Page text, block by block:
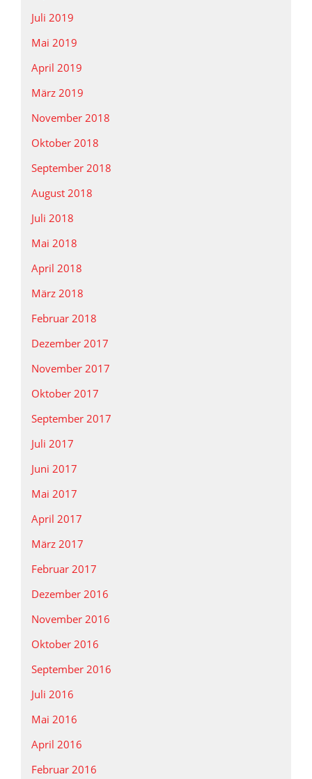
Juli 2019
Mai 2019
April 2019
März 2019
November 2018
Oktober 2018
September 2018
August 2018
Juli 2018
Mai 2018
April 2018
März 2018
Februar 2018
Dezember 2017
November 2017
Oktober 2017
September 2017
Juli 2017
Juni 2017
Mai 2017
April 2017
März 2017
Februar 2017
Dezember 2016
November 2016
Oktober 2016
September 2016
Juli 2016
Mai 2016
April 2016
Februar 2016